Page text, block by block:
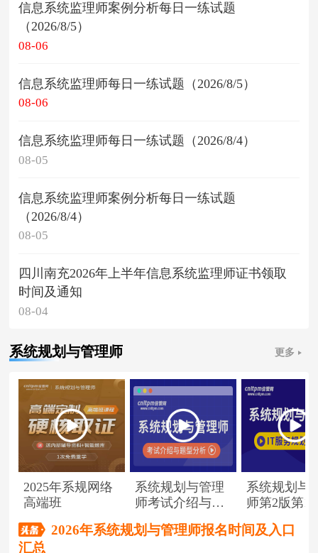
信息系统监理师案例分析每日一练试题
（2026/8/5）
08-06
信息系统监理师每日一练试题（2026/8/5）
08-06
信息系统监理师每日一练试题（2026/8/4）
08-05
信息系统监理师案例分析每日一练试题
（2026/8/4）
08-05
四川南充2026年上半年信息系统监理师证书领取
时间及通知
08-04
系统规划与管理师 更多
2025年系规网络
高端班
系统规划与管理
师考试介绍与题
系统规划与
师第2版第1
2026年系统规划与管理师报名时间及入口
汇总